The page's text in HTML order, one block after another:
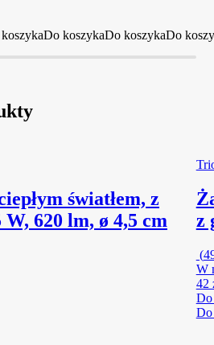
Do koszykaDo koszykaDo
światłem, z
620 lm, ø 4,5 cm
z
(
W
42
Do
Do